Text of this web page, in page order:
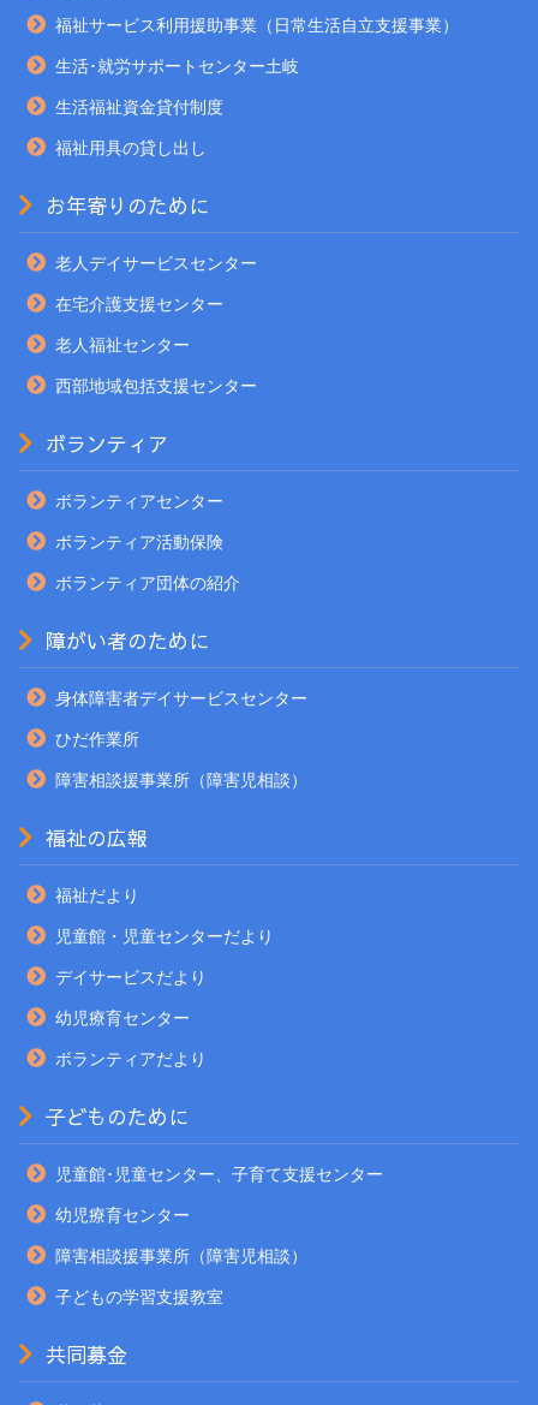
福祉サービス利用援助事業（日常生活自立支援事業）
生活･就労サポートセンター土岐
生活福祉資金貸付制度
福祉用具の貸し出し
お年寄りのために
老人デイサービスセンター
在宅介護支援センター
老人福祉センター
西部地域包括支援センター
ボランティア
ボランティアセンター
ボランティア活動保険
ボランティア団体の紹介
障がい者のために
身体障害者デイサービスセンター
ひだ作業所
障害相談援事業所（障害児相談）
福祉の広報
福祉だより
児童館・児童センターだより
デイサービスだより
幼児療育センター
ボランティアだより
子どものために
児童館･児童センター、子育て支援センター
幼児療育センター
障害相談援事業所（障害児相談）
子どもの学習支援教室
共同募金